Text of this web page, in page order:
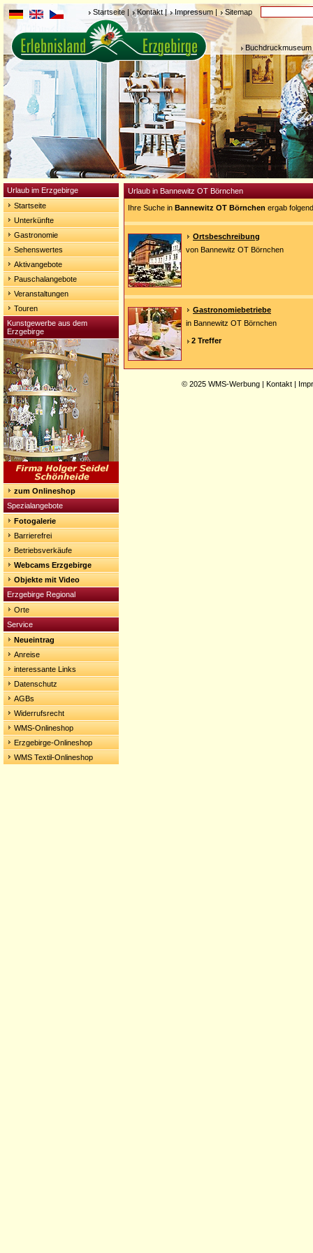
Startseite | Kontakt | Impressum | Sitemap
Urlaub im Erzgebirge
Startseite
Unterkünfte
Gastronomie
Sehenswertes
Aktivangebote
Pauschalangebote
Veranstaltungen
Touren
Kunstgewerbe aus dem
Erzgebirge
zum Onlineshop
Spezialangebote
Fotogalerie
Barrierefrei
Betriebsverkäufe
Webcams Erzgebirge
Objekte mit Video
Erzgebirge Regional
Orte
Service
Neueintrag
Anreise
interessante Links
Datenschutz
AGBs
Widerrufsrecht
WMS-Onlineshop
Erzgebirge-Onlineshop
WMS Textil-Onlineshop
Urlaub in Bannewitz OT Börnchen
Ihre Suche in Bannewitz OT Börnchen ergab
Ortsbeschreibung
von Bannewitz OT Börnchen
Gastronomiebetriebe
in Bannewitz OT Börnchen
2 Treffer
© 2025 WMS-Werbung | Kontakt |